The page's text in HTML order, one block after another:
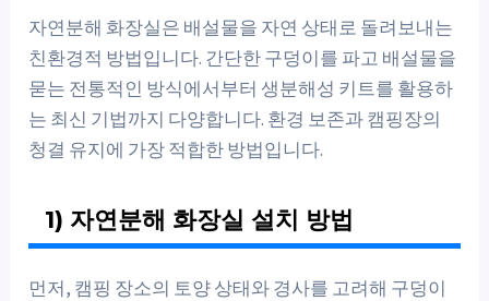
자연분해 화장실은 배설물을 자연 상태로 돌려보내는
친환경적 방법입니다. 간단한 구덩이를 파고 배설물을
묻는 전통적인 방식에서부터 생분해성 키트를 활용하
는 최신 기법까지 다양합니다. 환경 보존과 캠핑장의
청결 유지에 가장 적합한 방법입니다.
1) 자연분해 화장실 설치 방법
먼저, 캠핑 장소의 토양 상태와 경사를 고려해 구덩이